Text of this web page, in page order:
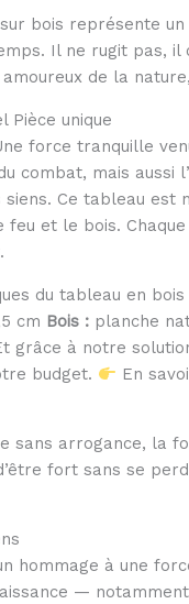
bois représente
Il ne rugit pas, il
de la
Pièce unique
force tranquille
combat, mais
Ce tableau
feu et le bois.
du tableau en bois
cm Bois : planche
grâce à notre
budget.
En
sans arrogance, la
fort sans se
hommage à une
—